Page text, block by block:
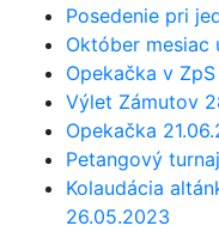
Posedenie pri
Október mesiac
Opekačka v
Výlet Zámutov
Opekačka
Petangový
Kolaudácia
26.05.2023